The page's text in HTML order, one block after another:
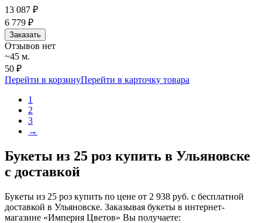
13 087 ₽
6 779 ₽
Заказать
Отзывов нет
~45 м.
50 ₽
Перейти в корзинуПерейти в карточку товара
1
2
3
→
Букеты из 25 роз купить в Ульяновске
с доставкой
Букеты из 25 роз купить по цене от 2 938 руб. с бесплатной
доставкой в Ульяновске. Заказывая букеты в интернет-
магазине «Империя Цветов» Вы получаете: